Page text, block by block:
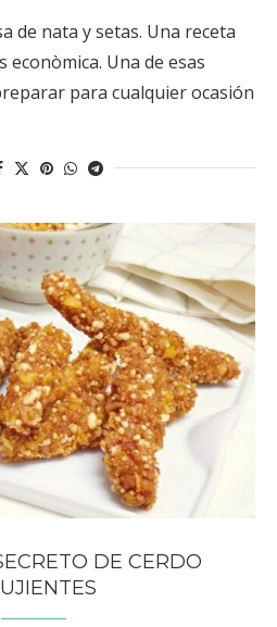
de nata y setas. Una receta
econòmica. Una de esas
para cualquier ocasión
DE CERDO